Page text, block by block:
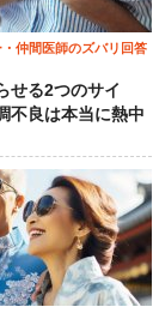
仲間医師のズバリ回答
せる2つのサイ
不良は本当に熱中